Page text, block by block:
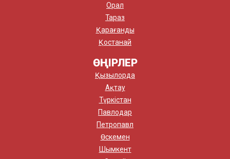
Орал
Тараз
Қарағанды
Қостанай
ӨҢІРЛЕР
Қызылорда
Ақтау
Түркістан
Павлодар
Петропавл
Өскемен
Шымкент